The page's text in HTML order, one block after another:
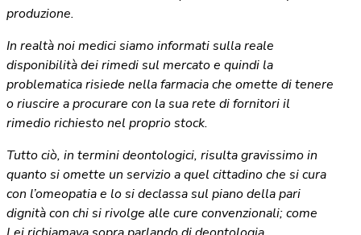
produzione.
In realtà noi medici siamo informati sulla reale
disponibilità dei rimedi sul mercato e quindi la
problematica risiede nella farmacia che omette di tenere
o riuscire a procurare con la sua rete di fornitori il
rimedio richiesto nel proprio stock.
Tutto ciò, in termini deontologici, risulta gravissimo in
quanto si omette un servizio a quel cittadino che si cura
con l’omeopatia e lo si declassa sul piano della pari
dignità con chi si rivolge alle cure convenzionali; come